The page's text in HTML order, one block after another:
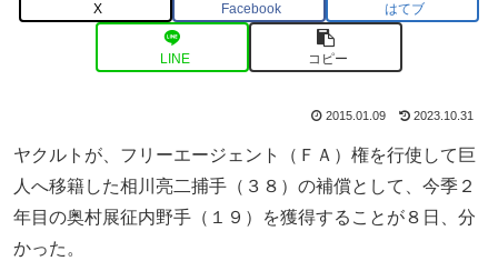
X Facebook はてブ
LINE コピー
2015.01.09 2023.10.31
ヤクルトが、フリーエージェント（ＦＡ）権を行使して巨
人へ移籍した相川亮二捕手（３８）の補償として、今季２
年目の奥村展征内野手（１９）を獲得することが８日、分
かった。